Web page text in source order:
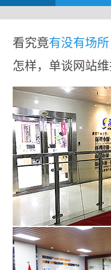
看究竟有没有场所
怎样，单谈网站